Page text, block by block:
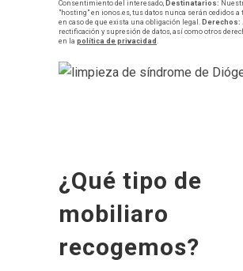
Consentimiento del interesado, Destinatarios:
"hosting" en ionos.es, tus datos nunca serán cedidos a
en caso de que exista una obligación legal. Derechos:
rectificación y supresión de datos, así como otros
en la política de privacidad .
¿Qué tipo de
mobiliaro
recogemos?